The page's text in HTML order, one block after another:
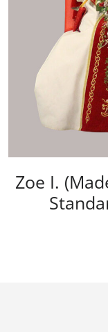
Zoe I.